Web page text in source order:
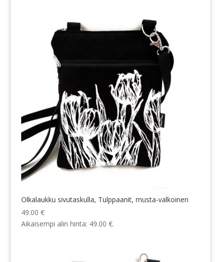
Olkalaukku sivutaskulla, Tulppaanit, musta-valkoinen
49.00 €
Aikaisempi alin hinta: 49.00 €.